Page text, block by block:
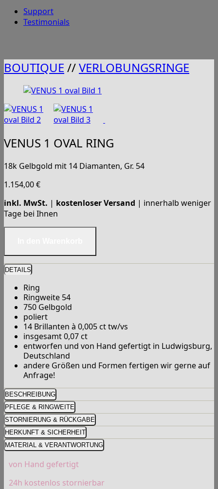
Support
Testimonials
BOUTIQUE //VERLOBUNGSRINGE
VENUS 1 OVAL RING
18k Gelbgold mit 14 Diamanten, Gr. 54
1.154,00€
inkl. MwSt. | kostenloser Versand | innerhalb weniger
Tage bei Ihnen
DETAILS
Ring
Ringweite 54
750 Gelbgold
poliert
14 Brillanten à 0,005 ct tw/vs
insgesamt 0,07 ct
entworfen und von Hand gefertigt in Ludwigsburg,
Deutschland
andere Größen und Formen fertigen wir gerne auf
Anfrage!
BESCHREIBUNG
PFLEGE & RINGWEITE
STORNIERUNG & RÜCKGABE
HERKUNFT & SICHERHEIT
MATERIAL & VERANTWORTUNG
von Hand gefertigt
24h kostenlos stornierbar